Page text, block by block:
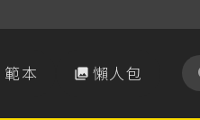
範本  懶人包